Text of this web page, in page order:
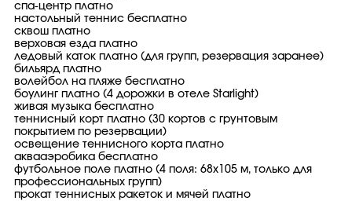
спа-центр платно
настольный теннис бесплатно
сквош платно
верховая езда платно
ледовый каток платно (для групп, резервация заранее)
бильярд платно
волейбол на пляже бесплатно
боулинг платно (4 дорожки в отеле Starlight)
живая музыка бесплатно
теннисный корт платно (30 кортов с грунтовым
покрытием по резервации)
освещение теннисного корта платно
аквааэробика бесплатно
футбольное поле платно (4 поля: 68x105 м, только для
профессиональных групп)
прокат теннисных ракеток и мячей платно